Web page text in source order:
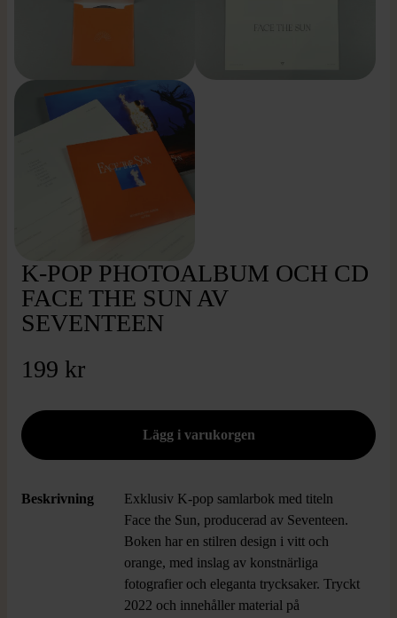
K-POP PHOTOALBUM OCH CD
FACE THE SUN AV
SEVENTEEN
199 kr
Beskrivning
Exklusiv K-pop samlarbok med titeln
Face the Sun, producerad av Seventeen.
Boken har en stilren design i vitt och
orange, med inslag av konstnärliga
fotografier och eleganta trycksaker. Tryckt
2022 och innehåller material på